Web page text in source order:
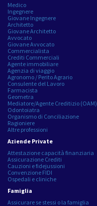
Medico
Ingegnere
Giovane Ingegnere
Architetto
Giovane Architetto
Avvocato
Giovane Avvocato
Commercialista
Crediti Commerciali
Agente immobiliare
Agenzia di viaggio
Agronomo / Perito Agrario
Consulente del Lavoro
Farmacista
Geometra
Mediatore/Agente Creditizio (OAM)
Odontoiatra
Organismo di Conciliazione
Ragioniere
Altre professioni
Aziende Private
Attestazione capacità finanziaria
Assicurazione Crediti
Cauzioni e fidejussioni
Convenzione FIDI
Ospedali e cliniche
Famiglia
Assicurare se stessi o la famiglia